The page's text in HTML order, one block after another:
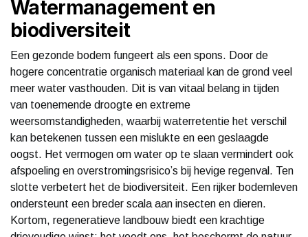
Watermanagement en
biodiversiteit
Een gezonde bodem fungeert als een spons. Door de
hogere concentratie organisch materiaal kan de grond veel
meer water vasthouden. Dit is van vitaal belang in tijden
van toenemende droogte en extreme
weersomstandigheden, waarbij waterretentie het verschil
kan betekenen tussen een mislukte en een geslaagde
oogst. Het vermogen om water op te slaan vermindert ook
afspoeling en overstromingsrisico’s bij hevige regenval. Ten
slotte verbetert het de biodiversiteit. Een rijker bodemleven
ondersteunt een breder scala aan insecten en dieren.
Kortom, regeneratieve landbouw biedt een krachtige